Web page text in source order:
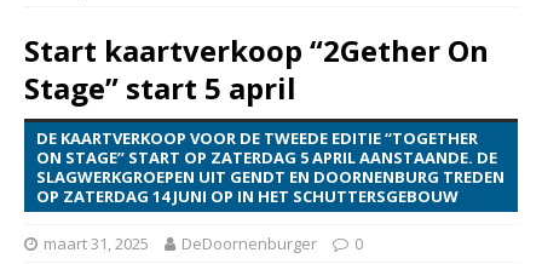
Start kaartverkoop “2Gether On
Stage” start 5 april
DE KAARTVERKOOP VOOR DE TWEEDE EDITIE “TOGETHER
ON STAGE” START OP ZATERDAG 5 APRIL AANSTAANDE. DE
SLAGWERKGROEPEN UIT GENDT EN DOORNENBURG TREDEN
OP ZATERDAG 14 JUNI OP IN HET SCHUTTERSGEBOUW
maart 31, 2025 DeDoornenburger 0